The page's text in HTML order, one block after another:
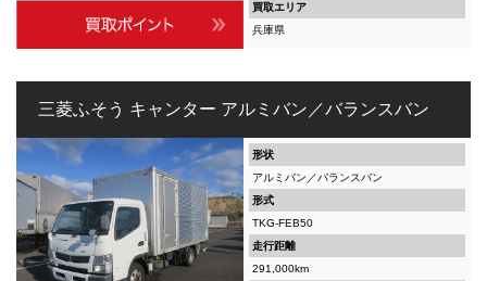
買取エリア
兵庫県
三菱ふそう キャンター アルミバン／バランスバン
形状
アルミバン／バランスバン
形式
TKG-FEB50
走行距離
291,000km